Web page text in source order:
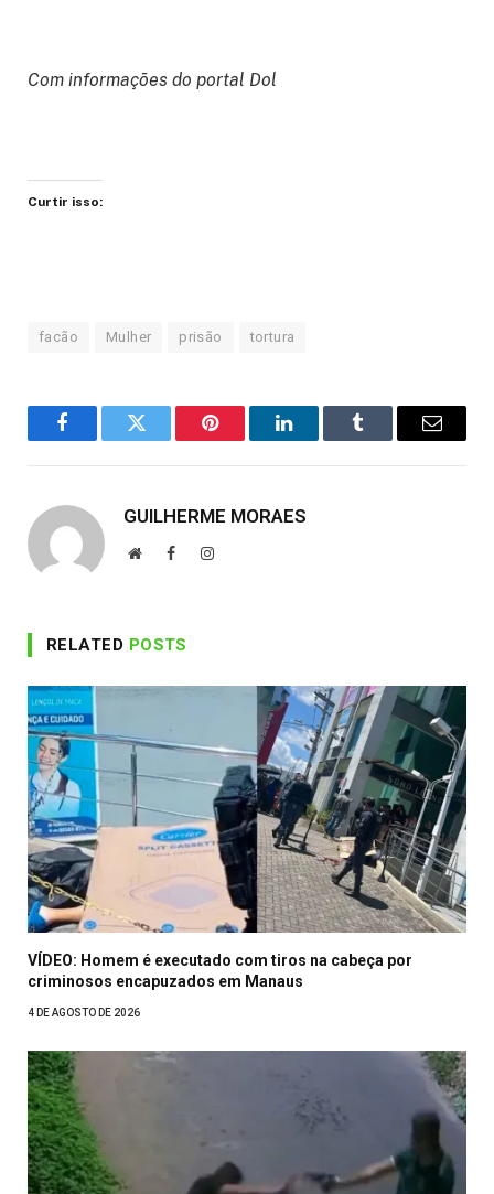
Com informações do portal Dol
Curtir isso:
facão Mulher prisão tortura
FacebookTwitter Pinterest LinkedInTumblr Email
GUILHERME MORAES
WebsiteFacebookInstagram
RELATED POSTS
VÍDEO: Homem é executado com tiros na cabeça por
criminosos encapuzados em Manaus
4 DE AGOSTO DE 2026